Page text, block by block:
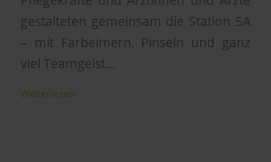
gestalteten gemeinsam die Station 5A
– mit Farbeimern, Pinseln und ganz
viel Teamgeist…
Weiterlesen